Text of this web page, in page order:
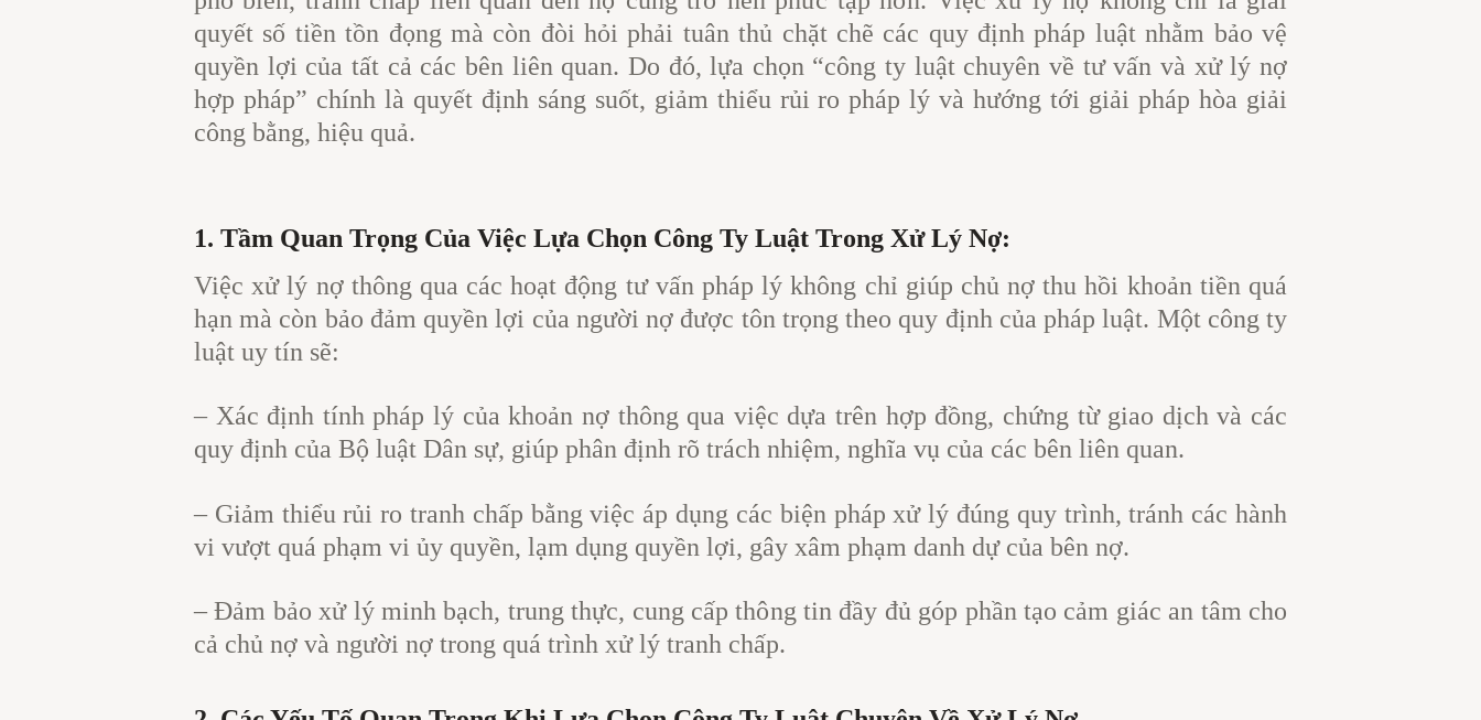
quyết số tiền tồn đọng mà còn đòi hỏi phải tuân thủ chặt chẽ các quy định pháp luật nhằm bảo vệ
quyền lợi của tất cả các bên liên quan. Do đó, lựa chọn “công ty luật chuyên về tư vấn và xử lý nợ
hợp pháp” chính là quyết định sáng suốt, giảm thiểu rủi ro pháp lý và hướng tới giải pháp hòa giải
công bằng, hiệu quả.
1. Tầm Quan Trọng Của Việc Lựa Chọn Công Ty Luật Trong Xử Lý Nợ:
Việc xử lý nợ thông qua các hoạt động tư vấn pháp lý không chỉ giúp chủ nợ thu hồi khoản tiền quá
hạn mà còn bảo đảm quyền lợi của người nợ được tôn trọng theo quy định của pháp luật. Một công ty
luật uy tín sẽ:
– Xác định tính pháp lý của khoản nợ thông qua việc dựa trên hợp đồng, chứng từ giao dịch và các
quy định của Bộ luật Dân sự, giúp phân định rõ trách nhiệm, nghĩa vụ của các bên liên quan.
– Giảm thiểu rủi ro tranh chấp bằng việc áp dụng các biện pháp xử lý đúng quy trình, tránh các hành
vi vượt quá phạm vi ủy quyền, lạm dụng quyền lợi, gây xâm phạm danh dự của bên nợ.
– Đảm bảo xử lý minh bạch, trung thực, cung cấp thông tin đầy đủ góp phần tạo cảm giác an tâm cho
cả chủ nợ và người nợ trong quá trình xử lý tranh chấp.